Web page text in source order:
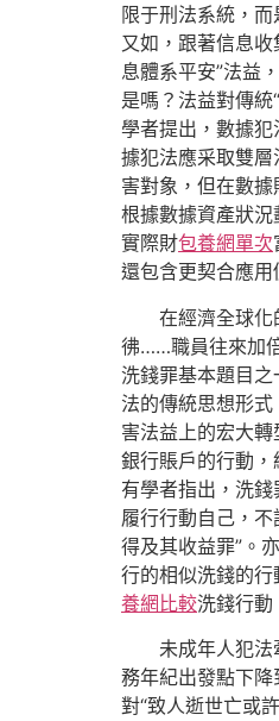
限于刑法系統，
又如，跟著信息
息體系平安”法益
是嗎？法益對傳
學者提出，數據
據犯法應采取雙
害對象，但在數
根據數據資產狀
實際財包養網單次
還包含更契合應用
在經濟全球化
彿……職員往來加
洗錢罪基本題目
法的傳統思想形
害法益上的宏大
銀行賬戶的行動
有學者指出，洗
履行行動自己，
得及其收益罪”。
行的相似洗錢的
養網比較洗錢行動
未成年人犯
務年紀出發點下降
對“致人逝世亡或